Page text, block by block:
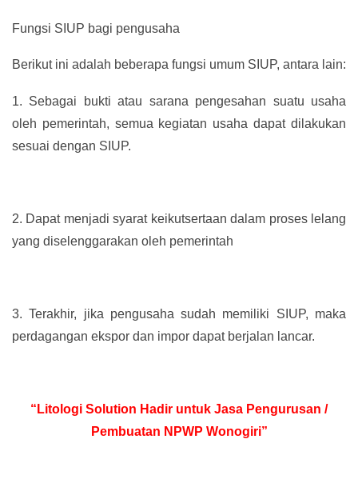
Fungsi SIUP bagi pengusaha
Berikut ini adalah beberapa fungsi umum SIUP, antara lain:
1. Sebagai bukti atau sarana pengesahan suatu usaha
oleh pemerintah, semua kegiatan usaha dapat dilakukan
sesuai dengan SIUP.
2. Dapat menjadi syarat keikutsertaan dalam proses lelang
yang diselenggarakan oleh pemerintah
3. Terakhir, jika pengusaha sudah memiliki SIUP, maka
perdagangan ekspor dan impor dapat berjalan lancar.
“Litologi Solution Hadir untuk Jasa Pengurusan /
Pembuatan NPWP Wonogiri”